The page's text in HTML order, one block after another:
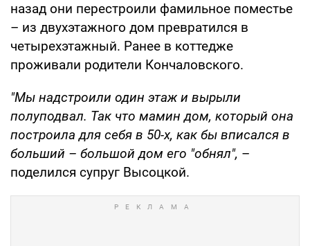
назад они перестроили фамильное поместье
– из двухэтажного дом превратился в
четырехэтажный. Ранее в коттедже
проживали родители Кончаловского.
"Мы надстроили один этаж и вырыли
полуподвал. Так что мамин дом, который она
построила для себя в 50-х, как бы вписался в
больший – большой дом его "обнял", –
поделился супруг Высоцкой.